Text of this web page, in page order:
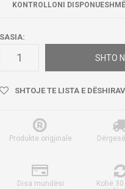
KONTROLLONI
SASIA:
SHTO
SHTOJE TE LISTA E
Produkte origjinale
Disa mundësi
Kohë